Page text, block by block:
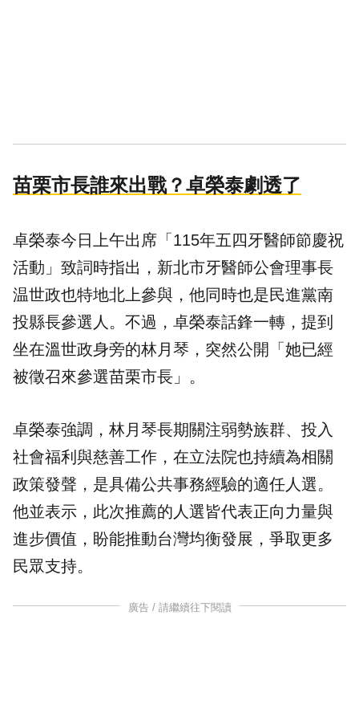
苗栗市長誰來出戰？卓榮泰劇透了
卓榮泰今日上午出席「115年五四牙醫師節慶祝
活動」致詞時指出，新北市牙醫師公會理事長
温世政也特地北上參與，他同時也是民進黨南
投縣長參選人。不過，卓榮泰話鋒一轉，提到
坐在溫世政身旁的林月琴，突然公開「她已經
被徵召來參選苗栗市長」。
卓榮泰強調，林月琴長期關注弱勢族群、投入
社會福利與慈善工作，在立法院也持續為相關
政策發聲，是具備公共事務經驗的適任人選。
他並表示，此次推薦的人選皆代表正向力量與
進步價值，盼能推動台灣均衡發展，爭取更多
民眾支持。
廣告 / 請繼續往下閱讀